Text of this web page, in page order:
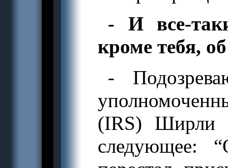
- И все-
кроме тебя,
-
(IRS) Ширли
следующее: